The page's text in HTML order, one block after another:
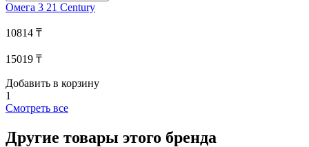
Омега 3 21 Century
10814 ₸
15019 ₸
Добавить в корзину
1
Смотреть все
Другие товары этого бренда